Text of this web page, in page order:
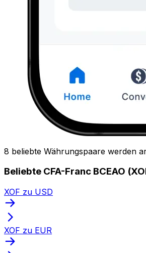
8 beliebte Währungspaare werden
Beliebte CFA-Franc BCEAO
XOF zu USD
XOF zu EUR